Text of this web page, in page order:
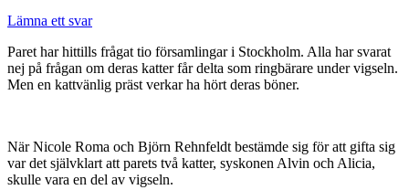
Lämna ett svar
Paret har hittills frågat tio församlingar i Stockholm. Alla har svarat
nej på frågan om deras katter får delta som ringbärare under vigseln.
Men en kattvänlig präst verkar ha hört deras böner.
När Nicole Roma och Björn Rehnfeldt bestämde sig för att gifta sig
var det självklart att parets två katter, syskonen Alvin och Alicia,
skulle vara en del av vigseln.